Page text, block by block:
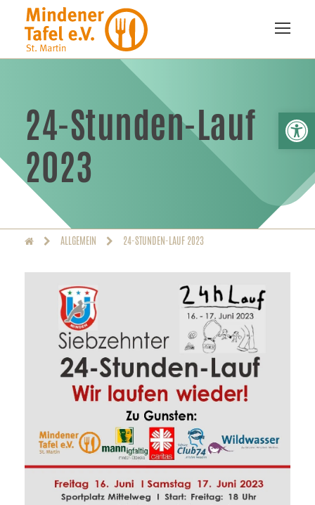
24-Stunden-Lauf
2023
ALLGEMEIN 24-STUNDEN-LAUF 2023